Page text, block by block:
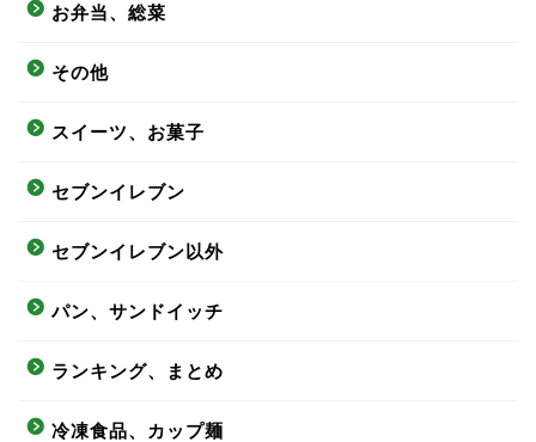
お弁当、総菜
その他
スイーツ、お菓子
セブンイレブン
セブンイレブン以外
パン、サンドイッチ
ランキング、まとめ
冷凍食品、カップ麺